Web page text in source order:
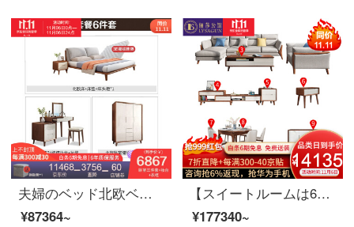
夫婦のベッド北欧ベッドのダブルベッド1.8メートルのシンプルなベッドルームの布芸ベッドの逸品家具のベッド+マットレス+マットレスの1つ+化粧台のベンチ+3つのクローゼット1800*2000
¥87364~
【スイートルームは6割引が受けられます】夫婦莎公館北欧寝室客間レストラン全屋家具セットB【100-250平方メートル】適用コース3（レストラン8点セット）白蝋木
¥177340~